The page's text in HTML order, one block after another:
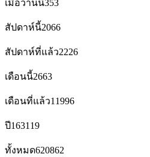
เมื่อวานนี้353
สัปดาห์นี้2066
สัปดาห์ที่แล้ว2226
เดือนนี้2663
เดือนที่แล้ว11996
ปี163119
ทั้งหมด620862